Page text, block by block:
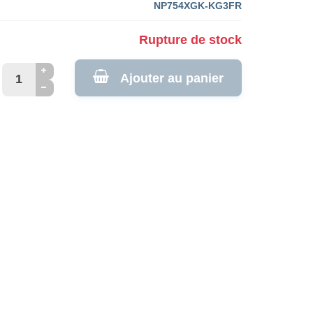
NP754XGK-KG3FR
Rupture de stock
Ajouter au panier